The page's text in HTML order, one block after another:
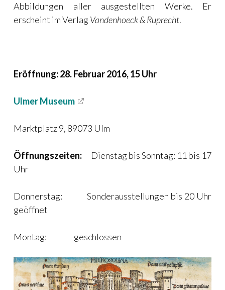
Abbildungen aller ausgestellten Werke. Er
erscheint im VerlagVandenhoeck & Ruprecht.
Eröffnung: 28. Februar 2016, 15 Uhr
Ulmer Museum
Marktplatz 9, 89073 Ulm
Öffnungszeiten:
Dienstag bis Sonntag: 11 bis 17
Uhr
Donnerstag: Sonderausstellungen bis 20 Uhr
geöffnet
Montag: geschlossen